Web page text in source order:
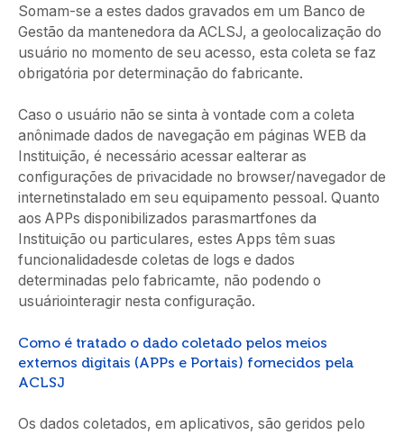
Somam-se a estes dados gravados em um Banco de
Gestão da mantenedora da ACLSJ, a geolocalização do
usuário no momento de seu acesso, esta coleta se faz
obrigatória por determinação do fabricante.
Caso o usuário não se sinta à vontade com a coleta
anônimade dados de navegação em páginas WEB da
Instituição, é necessário acessar ealterar as
configurações de privacidade no browser/navegador de
internetinstalado em seu equipamento pessoal. Quanto
aos APPs disponibilizados parasmartfones da
Instituição ou particulares, estes Apps têm suas
funcionalidadesde coletas de logs e dados
determinadas pelo fabricamte, não podendo o
usuáriointeragir nesta configuração.
Como é tratado o dado coletado pelos meios
externos digitais (APPs e Portais) fornecidos pela
ACLSJ
Os dados coletados, em aplicativos, são geridos pelo